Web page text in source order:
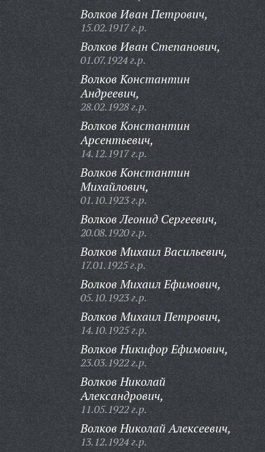
Волков Иван Петрович,
15.02.1917 г.р.
Волков Иван Степанович,
01.07.1924 г.р.
Волков Константин
Андреевич,
28.02.1928 г.р.
Волков Константин
Арсентьевич,
14.12.1917 г.р.
Волков Константин
Михайлович,
01.10.1923 г.р.
Волков Леонид Сергеевич,
20.08.1920 г.р.
Волков Михаил Васильевич,
17.01.1925 г.р.
Волков Михаил Ефимович,
05.10.1923 г.р.
Волков Михаил Петрович,
14.10.1925 г.р.
Волков Никифор Ефимович,
23.03.1922 г.р.
Волков Николай
Александрович,
11.05.1922 г.р.
Волков Николай Алексеевич,
13.12.1924 г.р.